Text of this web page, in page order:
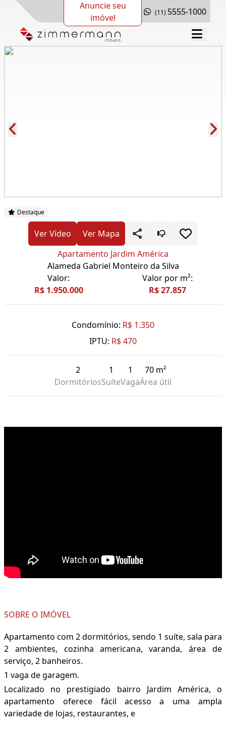
Anuncie seu
imóvel
(11) 5555-1000
Destaque
Ver Vídeo
Ver Mapa
Apartamento Jardim América
Alameda Gabriel Monteiro da Silva
Valor:
R$ 1.950.000
Valor por m²:
R$ 27.857
Condomínio: R$ 1.350
IPTU: R$ 470
2
Dormitórios
1
Suíte
1
Vaga
70 m²
Área útil
SOBRE O IMÓVEL
Apartamento com 2 dormitórios, sendo 1 suíte, sala para
2 ambientes, cozinha americana, varanda, área de
serviço, 2 banheiros.
1 vaga de garagem.
Localizado no prestigiado bairro Jardim América, o
apartamento oferece fácil acesso a uma ampla
variedade de lojas, restaurantes, e